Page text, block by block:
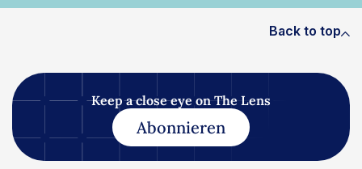
Back to top
Keep a close eye on The Lens
Abonnieren